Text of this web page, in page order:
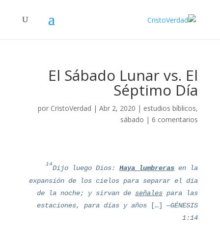
El Sábado Lunar vs. El
Séptimo Día
por CristoVerdad |Abr 2, 2020 | estudios bíblicos,
sábado |6 comentarios
14Dijo luego Dios:Haya lumbreras en la
expansión de los cielos para separar el día
de la noche; y sirvan deseñales para las
estaciones, para días y años
[…]—GÉNESIS
1:14